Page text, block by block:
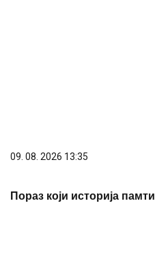
09. 08. 2026 13:35
Пораз који историја памти